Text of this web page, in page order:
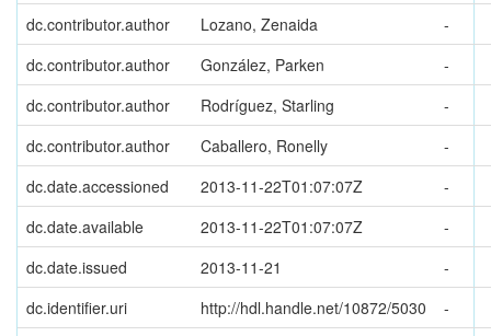
dc.contributor.author
Lozano, Zenaida
-
dc.contributor.author
González, Parken
-
dc.contributor.author
Rodríguez, Starling
-
dc.contributor.author
Caballero, Ronelly
-
dc.date.accessioned
2013-11-22T01:07:07Z
-
dc.date.available
2013-11-22T01:07:07Z
-
dc.date.issued
2013-11-21
-
dc.identifier.uri
http://hdl.handle.net/10872/5030
-